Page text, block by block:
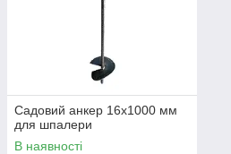
Садовий анкер 16х1000 мм
для шпалери
В наявності